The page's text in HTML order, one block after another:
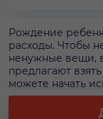
Рождение
расходы. Чтобы
ненужные вещи,
предлагают
можете начать
нед. — стоимость
оформление